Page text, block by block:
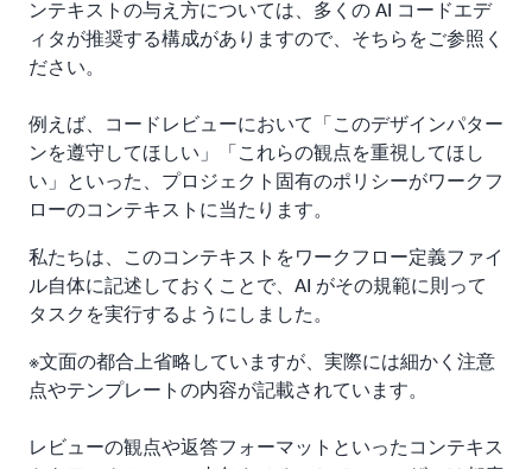
ンテキストの与え方については、多くの AI コードエデ
ィタが推奨する構成がありますので、そちらをご参照く
ださい。
例えば、コードレビューにおいて「このデザインパター
ンを遵守してほしい」「これらの観点を重視してほし
い」といった、プロジェクト固有のポリシーがワークフ
ローのコンテキストに当たります。
私たちは、このコンテキストをワークフロー定義ファイ
ル自体に記述しておくことで、AI がその規範に則って
タスクを実行するようにしました。
※文面の都合上省略していますが、実際には細かく注意
点やテンプレートの内容が記載されています。
レビューの観点や返答フォーマットといったコンテキス